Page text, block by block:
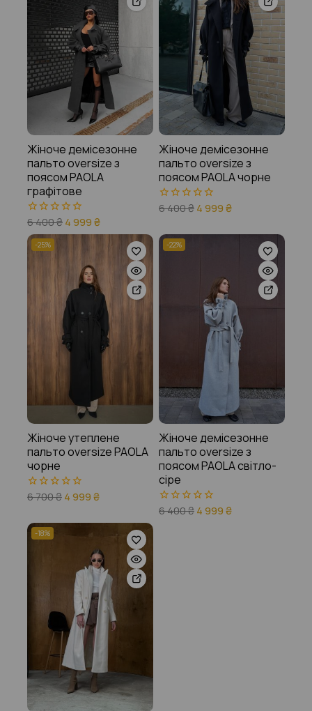
Жіноче демісезонне
пальто oversize з
поясом PAOLA
графітове
0
з
5
6 400₴4 999₴
Жіноче демісезонне
пальто oversize з
поясом PAOLA чорне
0
6 400₴4 999₴
-25%
Жіноче утеплене
пальто oversize PAOLA
чорне
0
6 700₴4 999₴
-22%
Жіноче демісезонне
пальто oversize з
поясом PAOLA світло-
сіре
0
6 400₴4 999₴
-18%